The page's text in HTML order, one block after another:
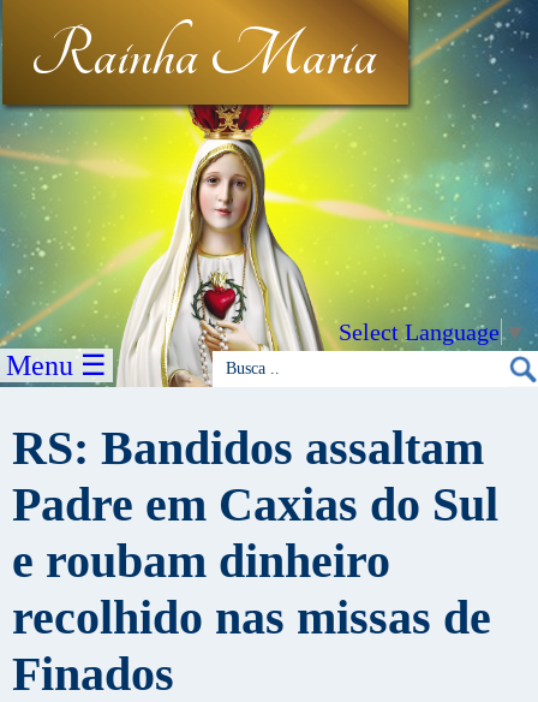
Rainha Maria
Select Language▼
Menu ☰
RS: Bandidos assaltam
Padre em Caxias do Sul
e roubam dinheiro
recolhido nas missas de
Finados